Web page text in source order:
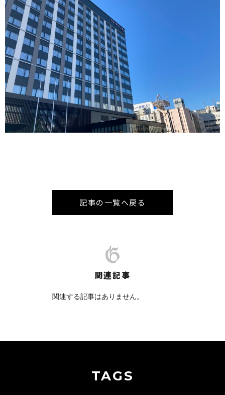
記事の一覧へ戻る
関連記事
関連する記事はありません。
TAGS